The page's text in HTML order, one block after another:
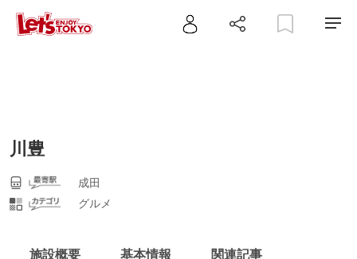
川豊
成田
グルメ
施設概要 基本情報 関連記事